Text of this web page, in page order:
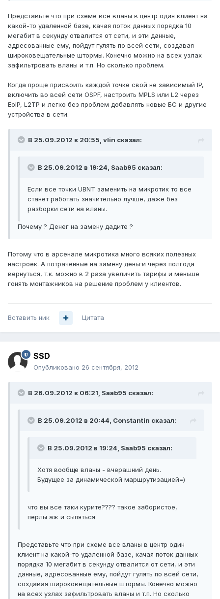
Представьте что при схеме все вланы в центр один клиент на
какой-то удаленной базе, качая поток данных порядка 10
мегабит в секунду отвалится от сети, и эти данные,
адресованные ему, пойдут гулять по всей сети, создавая
широковещательные штормы. Конечно можно на всех узлах
зафильтровать вланы и т.п. Но сколько проблем.
Когда проще присвоить каждой точке свой не зависимый IP,
включить во всей сети OSPF, настроить MPLS или L2 через
EoIP, L2TP и легко без проблем добавлять новые БС и другие
устройства в сети.
В 25.09.2012 в 20:55, vlin сказал:
В 25.09.2012 в 19:24, Saab95 сказал:
Если все точки UBNT заменить на микротик то все
станет работать значительно лучше, даже без
разборки сети на вланы.
Почему ? Денег на замену дадите ?
Потому что в арсенале микротика много всяких полезных
настроек. А потраченные на замену деньги через полгода
вернуться, т.к. можно в 2 раза увеличить тарифы и меньше
гонять монтажников на решение проблем у клиентов.
Вставить ник Цитата
SSD
Опубликовано 26 сентября, 2012
В 26.09.2012 в 06:21, Saab95 сказал:
В 25.09.2012 в 20:44, Constantin сказал:
В 25.09.2012 в 19:24, Saab95 сказал:
Хотя вообще вланы - вчерашний день.
Будущее за динамической маршрутизацией=)
что вы все таки курите???? такое забористое,
перлы аж и сыпяться
Представьте что при схеме все вланы в центр один
клиент на какой-то удаленной базе, качая поток данных
порядка 10 мегабит в секунду отвалится от сети, и эти
данные, адресованные ему, пойдут гулять по всей сети,
создавая широковещательные штормы. Конечно можно
на всех узлах зафильтровать вланы и т.п. Но сколько